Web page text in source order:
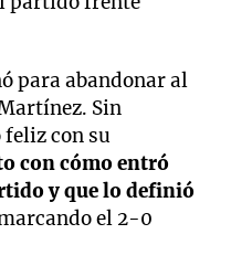
para abandonar al
Sin
feliz con su
con cómo entró
y que lo definió
el 2-0